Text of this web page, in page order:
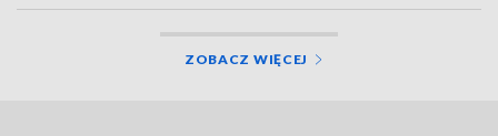
ZOBACZ WIĘCEJ